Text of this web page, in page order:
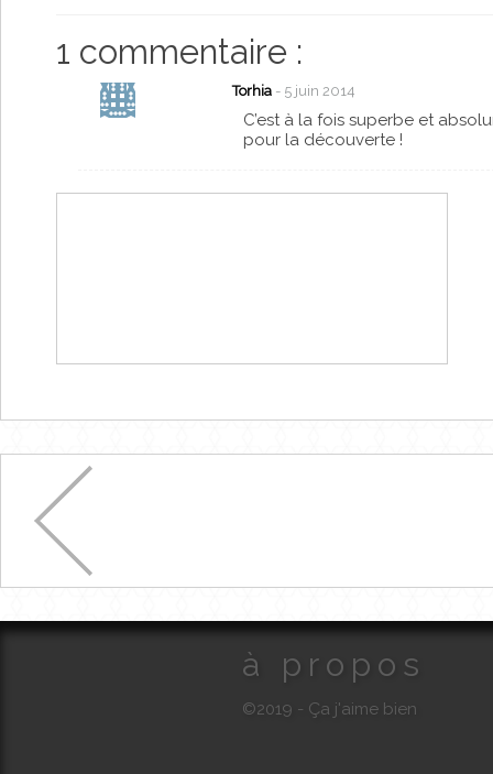
1 commentaire :
Torhia - 5 juin 2014
C’est à la fois superbe et
pour la découverte !
à propos
©2019 - Ça j'aime bien